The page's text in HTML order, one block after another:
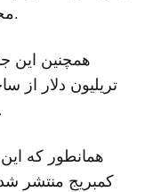
مجروح و یا برای همیشه معلول شدند.
همچنین این
تریلیون دلار از
های اقتصادی به دو طرف وارد کرد.
همانطور که
کمبریج منتشر